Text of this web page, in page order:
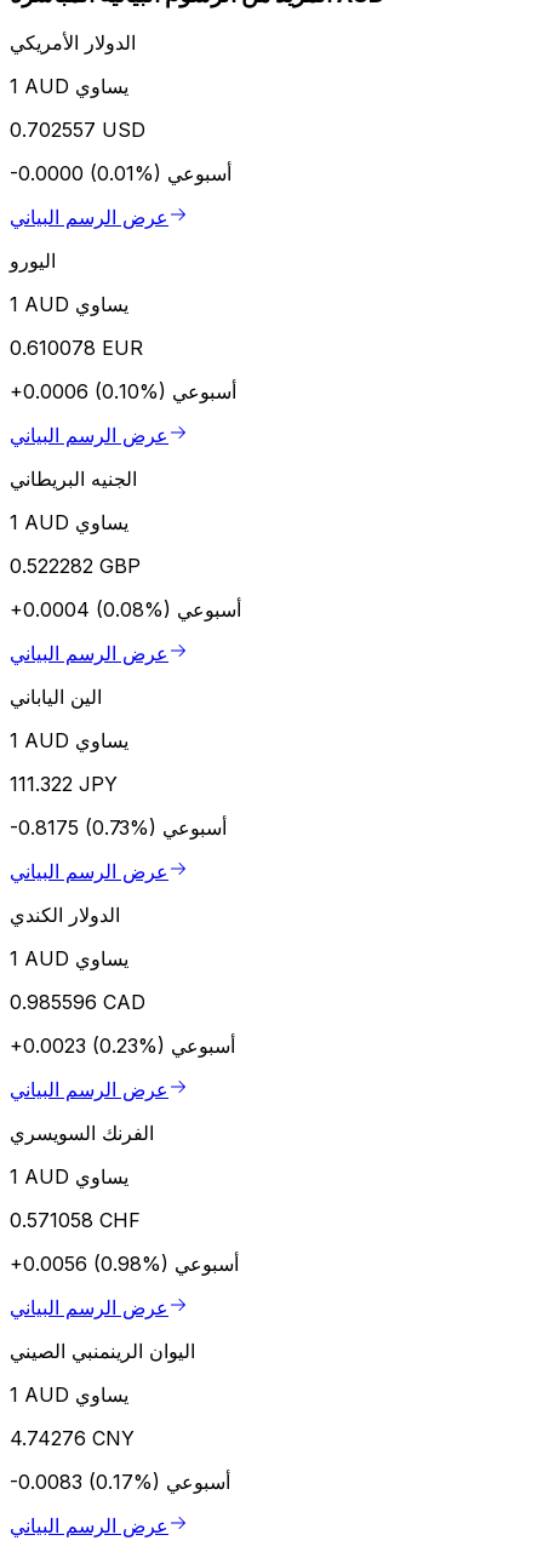
الدولار الأمريكي
1 AUD يساوي
0.702557 USD
-0.0000 (0.01%) أسبوعي
عرض الرسم البياني
اليورو
1 AUD يساوي
0.610078 EUR
+0.0006 (0.10%) أسبوعي
عرض الرسم البياني
الجنيه البريطاني
1 AUD يساوي
0.522282 GBP
+0.0004 (0.08%) أسبوعي
عرض الرسم البياني
الين الياباني
1 AUD يساوي
111.322 JPY
-0.8175 (0.73%) أسبوعي
عرض الرسم البياني
الدولار الكندي
1 AUD يساوي
0.985596 CAD
+0.0023 (0.23%) أسبوعي
عرض الرسم البياني
الفرنك السويسري
1 AUD يساوي
0.571058 CHF
+0.0056 (0.98%) أسبوعي
عرض الرسم البياني
اليوان الرينمنبي الصيني
1 AUD يساوي
4.74276 CNY
-0.0083 (0.17%) أسبوعي
عرض الرسم البياني